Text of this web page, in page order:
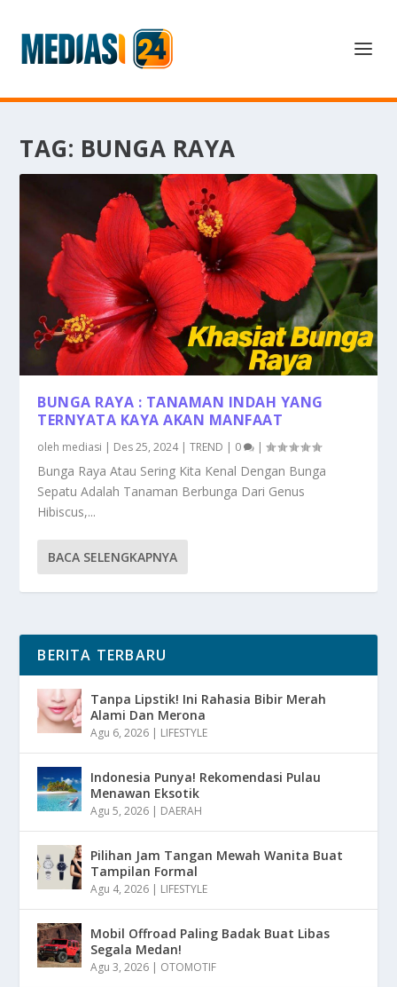
TAG: BUNGA RAYA
BUNGA RAYA : TANAMAN INDAH YANG
TERNYATA KAYA AKAN MANFAAT
oleh mediasi | Des 25, 2024|TREND | 0 |
Bunga Raya Atau Sering Kita Kenal Dengan Bunga
Sepatu Adalah Tanaman Berbunga Dari Genus
Hibiscus,...
BACA SELENGKAPNYA
BERITA TERBARU
Tanpa Lipstik! Ini Rahasia Bibir Merah
Alami Dan Merona
Agu 6, 2026 | LIFESTYLE
Indonesia Punya! Rekomendasi Pulau
Menawan Eksotik
Agu 5, 2026 | DAERAH
Pilihan Jam Tangan Mewah Wanita Buat
Tampilan Formal
Agu 4, 2026 | LIFESTYLE
Mobil Offroad Paling Badak Buat Libas
Segala Medan!
Agu 3, 2026 | OTOMOTIF